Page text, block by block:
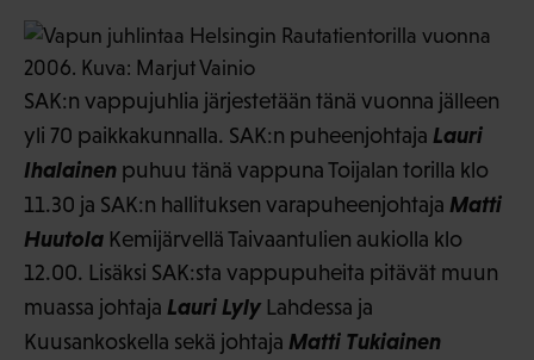
SAK:n vappujuhlia järjestetään tänä vuonna jälleen
yli 70 paikkakunnalla. SAK:n puheenjohtaja Lauri
Ihalainen puhuu tänä vappuna Toijalan torilla klo
11.30 ja SAK:n hallituksen varapuheenjohtaja Matti
Huutola Kemijärvellä Taivaantulien aukiolla klo
12.00. Lisäksi SAK:sta vappupuheita pitävät muun
muassa johtaja Lauri Lyly Lahdessa ja
Kuusankoskella sekä johtaja Matti Tukiainen